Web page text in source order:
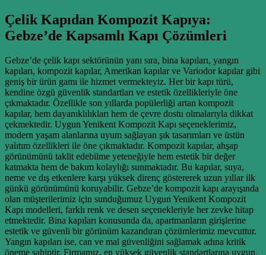
Çelik Kapıdan Kompozit Kapıya:
Gebze’de Kapsamlı Kapı Çözümleri
Gebze’de çelik kapı sektörünün yanı sıra, bina kapıları, yangın
kapıları, kompozit kapılar, Amerikan kapılar ve Variodor kapılar gibi
geniş bir ürün gamı ile hizmet vermekteyiz. Her bir kapı türü,
kendine özgü güvenlik standartları ve estetik özellikleriyle öne
çıkmaktadır. Özellikle son yıllarda popülerliği artan kompozit
kapılar, hem dayanıklılıkları hem de çevre dostu olmalarıyla dikkat
çekmektedir. Uygun Yenikent Kompozit Kapı seçeneklerimiz,
modern yaşam alanlarına uyum sağlayan şık tasarımları ve üstün
yalıtım özellikleri ile öne çıkmaktadır. Kompozit kapılar, ahşap
görünümünü taklit edebilme yeteneğiyle hem estetik bir değer
katmakta hem de bakım kolaylığı sunmaktadır. Bu kapılar, suya,
neme ve dış etkenlere karşı yüksek direnç göstererek uzun yıllar ilk
günkü görünümünü koruyabilir. Gebze’de kompozit kapı arayışında
olan müşterilerimiz için sunduğumuz Uygun Yenikent Kompozit
Kapı modelleri, farklı renk ve desen seçenekleriyle her zevke hitap
etmektedir. Bina kapıları konusunda da, apartmanların girişlerine
estetik ve güvenli bir görünüm kazandıran çözümlerimiz mevcuttur.
Yangın kapıları ise, can ve mal güvenliğini sağlamak adına kritik
öneme sahiptir. Firmamız, en yüksek güvenlik standartlarına uygun,